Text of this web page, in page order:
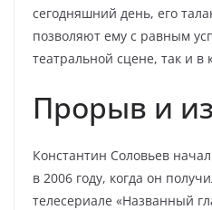
сегодняшний день, его
позволяют ему с равным
театральной сцене, так и в
Прорыв и
Константин Соловьев
в 2006 году, когда он
телесериале «Названный